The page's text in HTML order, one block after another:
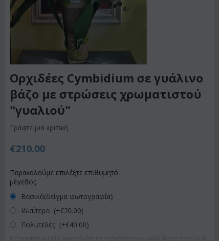
Ορχιδέες Cymbidium σε γυάλινο
βάζο με στρώσεις χρωματιστού
"γυαλιού"
Γράψτε μια κριτική
€210.00
Παρακαλούμε επιλέξτε επιθυμητό
μέγεθος:
Βασικό(δείγμα φωτογραφία)
Ιδιαίτερο (+€20.00)
Πολυτελές (+€40.00)